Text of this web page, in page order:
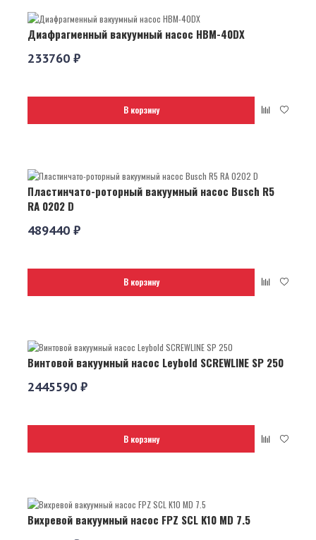
Диафрагменный вакуумный насос НВМ-40DХ
233760 ₽
В корзину
Пластинчато-роторный вакуумный насос Busch R5
RA 0202 D
489440 ₽
В корзину
Винтовой вакуумный насос Leybold SCREWLINE SP 250
2445590 ₽
В корзину
Вихревой вакуумный насос FPZ SCL K10 MD 7.5